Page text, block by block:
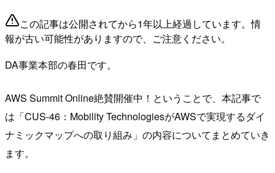
この記事は公開されてから1年以上経過しています。情
報が古い可能性がありますので、ご注意ください。
DA事業本部の春田です。
AWS Summit Online絶賛開催中！ということで、本記事で
は「CUS-46：Mobility TechnologiesがAWSで実現するダイ
ナミックマップへの取り組み」の内容についてまとめていき
ます。